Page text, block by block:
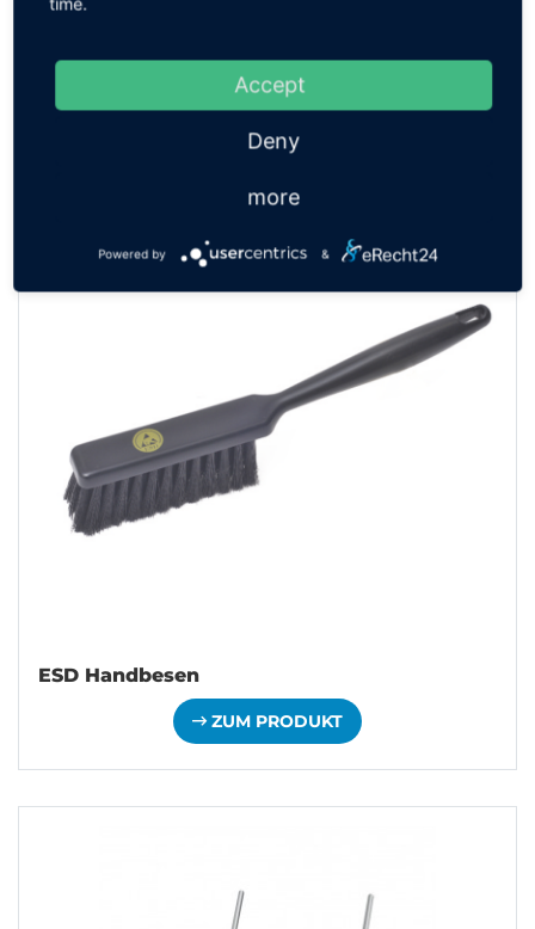
ZUM PRODUKT
ESD Handbesen
ZUM PRODUKT
Accept
Deny
more
Powered by &